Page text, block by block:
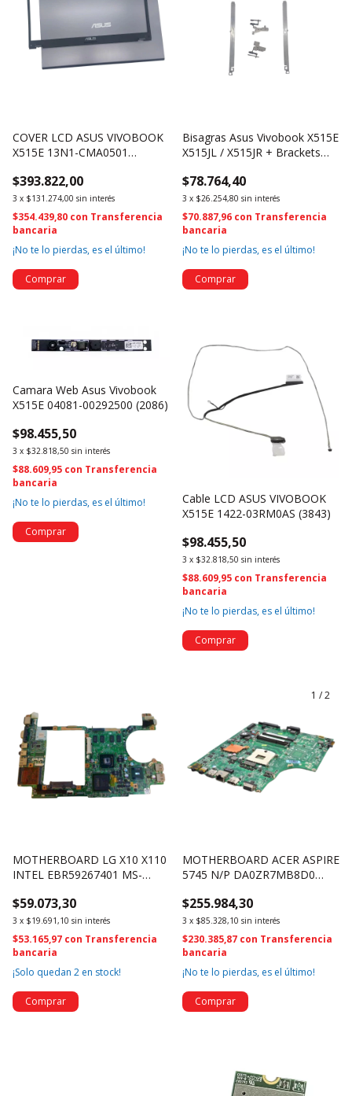
COVER LCD ASUS VIVOBOOK
X515E 13N1-CMA0501
Bezel (1584)
$393.822,00
3 x $131.274,00 sin interés
$354.439,80 con Transferencia
bancaria
¡No te lo pierdas, es el último!
Bisagras Asus Vivobook X515E
X515JL / X515JR + Brackets
$78.764,40
3 x $26.254,80 sin interés
$70.887,96 con Transferencia
bancaria
¡No te lo pierdas, es el último!
Camara Web Asus Vivobook
X515E 04081-00292500 (2086)
$98.455,50
3 x $32.818,50 sin interés
$88.609,95 con Transferencia
bancaria
¡No te lo pierdas, es el último!
Cable LCD ASUS VIVOBOOK
X515E 1422-03RM0AS (3843)
$98.455,50
3 x $32.818,50 sin interés
$88.609,95 con Transferencia
bancaria
¡No te lo pierdas, es el último!
MOTHERBOARD LG X10 X110
INTEL EBR59267401 MS-
$59.073,30
3 x $19.691,10 sin interés
$53.165,97 con Transferencia
bancaria
¡Solo quedan 2 en stock!
1 /2
MOTHERBOARD ACER ASPIRE
5745 N/P DA0ZR7MB8D0
$255.984,30
3 x $85.328,10 sin interés
$230.385,87 con Transferencia
bancaria
¡No te lo pierdas, es el último!